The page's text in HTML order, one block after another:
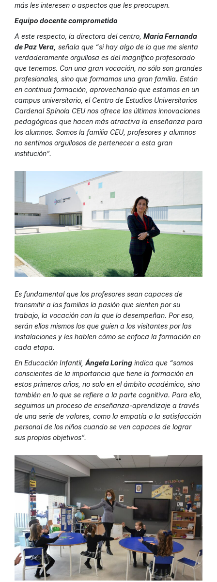
más les interesen o aspectos que les preocupen.
Equipo docente comprometido
A este respecto, la directora del centro, María Fernanda
de Paz Vera, señala que “si hay algo de lo que me sienta
verdaderamente orgullosa es del magnífico profesorado
que tenemos. Con una gran vocación, no sólo son grandes
profesionales, sino que formamos una gran familia. Están
en continua formación, aprovechando que estamos en un
campus universitario, el Centro de Estudios Universitarios
Cardenal Spínola CEU nos ofrece las últimas innovaciones
pedagógicas que hacen más atractiva la enseñanza para
los alumnos. Somos la familia CEU, profesores y alumnos
no sentimos orgullosos de pertenecer a esta gran
institución”.
Es fundamental que los profesores sean capaces de
transmitir a las familias la pasión que sienten por su
trabajo, la vocación con la que lo desempeñan. Por eso,
serán ellos mismos los que guíen a los visitantes por las
instalaciones y les hablen cómo se enfoca la formación en
cada etapa.
En Educación Infantil, Ángela Loring indica que “somos
conscientes de la importancia que tiene la formación en
estos primeros años, no solo en el ámbito académico, sino
también en lo que se refiere a la parte cognitiva. Para ello,
seguimos un proceso de enseñanza-aprendizaje a través
de una serie de valores, como la empatía o la satisfacción
personal de los niños cuando se ven capaces de lograr
sus propios objetivos”.